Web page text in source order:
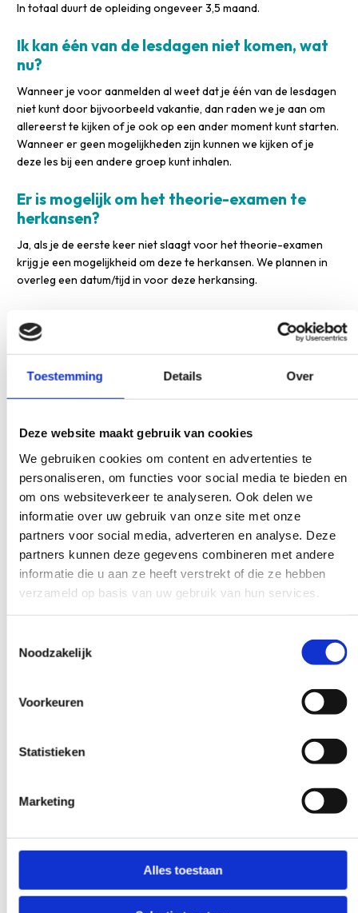
Toestemming Details Over
Deze website maakt gebruik van cookies
We gebruiken cookies om content en advertenties te
personaliseren, om functies voor social media te bieden en
om ons websiteverkeer te analyseren. Ook delen we
informatie over uw gebruik van onze site met onze
partners voor social media, adverteren en analyse. Deze
partners kunnen deze gegevens combineren met andere
informatie die u aan ze heeft verstrekt of die ze hebben
verzameld op basis van uw gebruik van hun services.
Noodzakelijk
Voorkeuren
Statistieken
Marketing
Alles toestaan
In totaal duurt de opleiding ongeveer 3,5 maand.
Ik kan één van de lesdagen niet komen, wat
nu?
Wanneer je voor aanmelden al weet dat je één van de lesdagen
niet kunt door bijvoorbeeld vakantie, dan raden we je aan om
allereerst te kijken of je ook op een ander moment kunt starten.
Wanneer er geen mogelijkheden zijn kunnen we kijken of je
deze les bij een andere groep kunt inhalen.
Er is mogelijk om het theorie-examen te
herkansen?
Ja, als je de eerste keer niet slaagt voor het theorie-examen
krijg je een mogelijkheid om deze te herkansen. We plannen in
overleg een datum/tijd in voor deze herkansing.
Ik heb dyslexie, krijg ik dan extra tijd voor het
theorie-examen?
extra.
We ontvangen hiervoor bij aanmelding voor de opleiding graag
Ik heb een lesdag gemist, mag ik dan wel
theorie-examen doen?
Ja, maar alleen op de volgende voorwaarden:
De DLO moet helemaal doorlopen zijn.
Op eigen risico, het telt mee met het totaal aantal examens
dat je mag doen.
Wanneer je zakt kun je pas herkansen als ook de gemiste
Heb je 2 of meer lessen gemist, dan kun je pas na het volgen
Tijdens de bijeenkomsten komen alle praktijkopdrachten aan
de Digitale Leeromgeving (DLO). Je hebt tot 2 weken na de
laatste bijeenkomst de tijd om alles in te leveren.
Wanneer ben je geslaagd voor de opleiding?
De voorwaarden om te slagen voor de opleiding zijn als volgt: